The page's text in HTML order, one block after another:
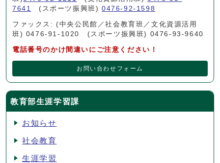
7641 (スポーツ振興班)0476-92-1598
ファックス: (中央公民館／社会教育班／文化資源活用
班) 0476-91-1020 (スポーツ振興班) 0476-93-9640
電話番号のかけ間違いにご注意ください！
お問い合わせフォーム
教育部生涯学習課
お知らせ
社会教育
生涯学習